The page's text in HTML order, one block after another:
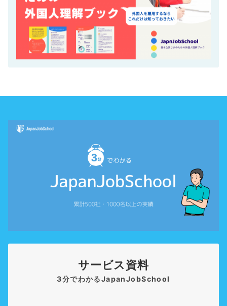
サービス資料
3分でわかるJapanJobSchool